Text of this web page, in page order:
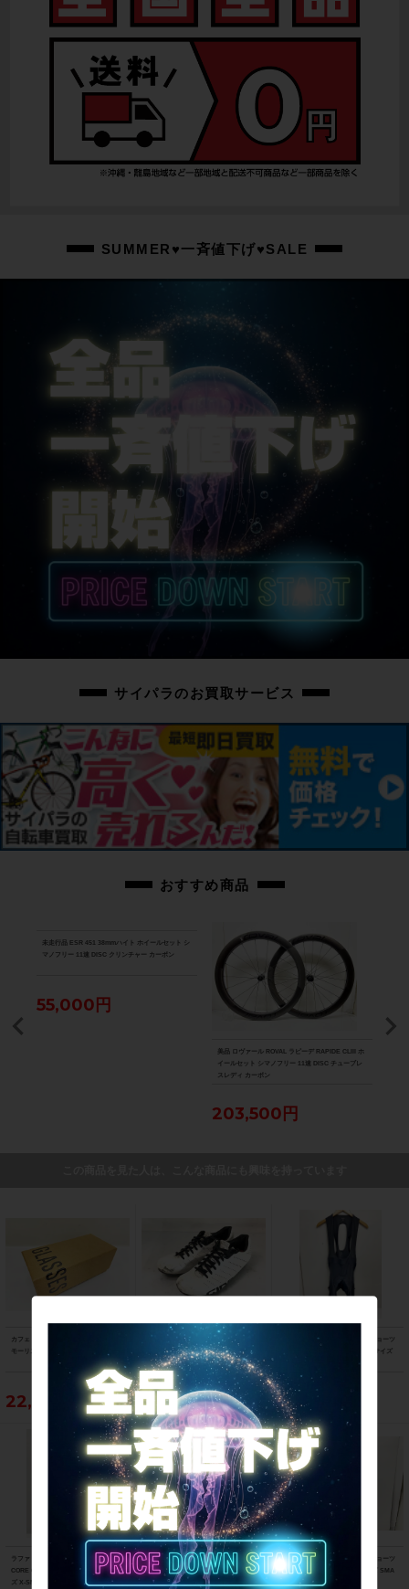
SUMMER♥一斉値下げ♥SALE
サイパラのお買取サービス
おすすめ商品
未走行品 ESR 451 38mmハイト ホイールセット シ
マノフリー 11速 DISC クリンチャー カーボン
55,000円
美品 ロヴァール ROVAL ラピーデ RAPIDE CLIII ホ
イールセット シマノフリー 11速 DISC チューブレ
スレディ カーボン
203,500円
カフェドシクリステ Cafe du Cycliste
モーリス MOURICE サングラス
22,990円
ジロ GIRO SPD-SLシューズ EMPIRE
SLX EU41.5/26.5cm
6,490円
ラファ Rapha コアカーゴビブショーツ
CORE CARGO BIB SHORTS Sサイズ
8,690円
ラファ Rapha コアカーゴビブショーツ
CORE CARGO BIB SHORTS XSサイ
ズ X-SMALL ホワイト/ネイビー
ラファ Rapha コアビブショーツ CORE
BIB SHORTS XSサイズ X-SMALL ブ
ラック/ホワイト
ラファ Rapha クラシックビブショーツ
CLASSIC BIB SHORTS Sサイズ SMA
LL ブラック